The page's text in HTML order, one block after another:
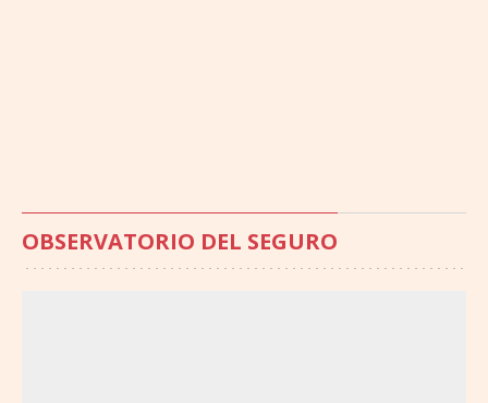
OBSERVATORIO DEL SEGURO